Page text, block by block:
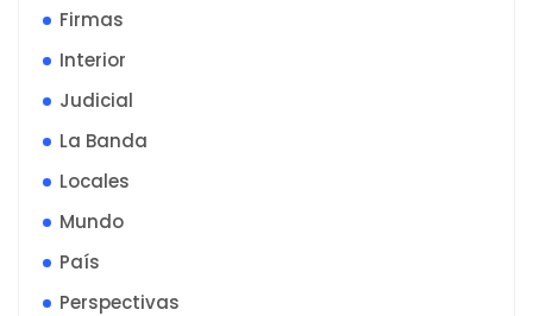
Firmas
Interior
Judicial
La Banda
Locales
Mundo
País
Perspectivas